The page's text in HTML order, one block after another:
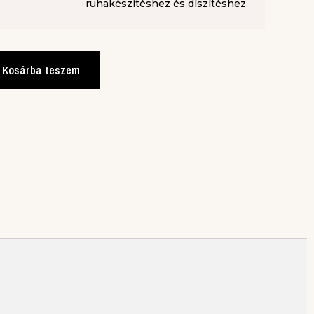
ruhakészítéshez és díszítéshez
Kosárba teszem